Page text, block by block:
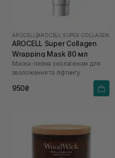
AROCELL AROCELL SUPER COLLAGEN
AROCELL Super Collagen
Wrapping Mask 80 мл
Маска-плівка з колагеном для
зволоження та ліфтингу
950₴